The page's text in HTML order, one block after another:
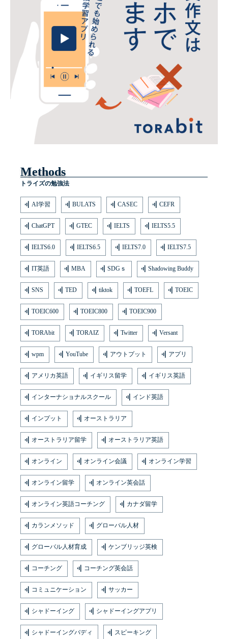
Methods
トライズの勉強法
AI学習 BULATS CASEC CEFR
ChatGPT GTEC IELTS IELTS5.5
IELTS6.0 IELTS6.5 IELTS7.0 IELTS7.5
IT英語 MBA SDGｓ Shadowing Buddy
SNS TED tiktok TOEFL TOEIC
TOEIC600 TOEIC800 TOEIC900
TORAbit TORAIZ Twitter Versant
wpm YouTube アウトプット アプリ
アメリカ英語 イギリス留学 イギリス英語
インターナショナルスクール インド英語
インプット オーストラリア
オーストラリア留学 オーストラリア英語
オンライン オンライン会議 オンライン学習
オンライン留学 オンライン英会話
オンライン英語コーチング カナダ留学
カランメソッド グローバル人材
グローバル人材育成 ケンブリッジ英検
コーチング コーチング英会話
コミュニケーション サッカー
シャドーイング シャドーイングアプリ
シャドーイングバディ スピーキング